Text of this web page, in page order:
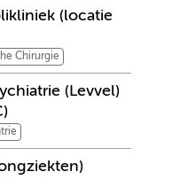
(locatie
Chirurgie
(Levvel)